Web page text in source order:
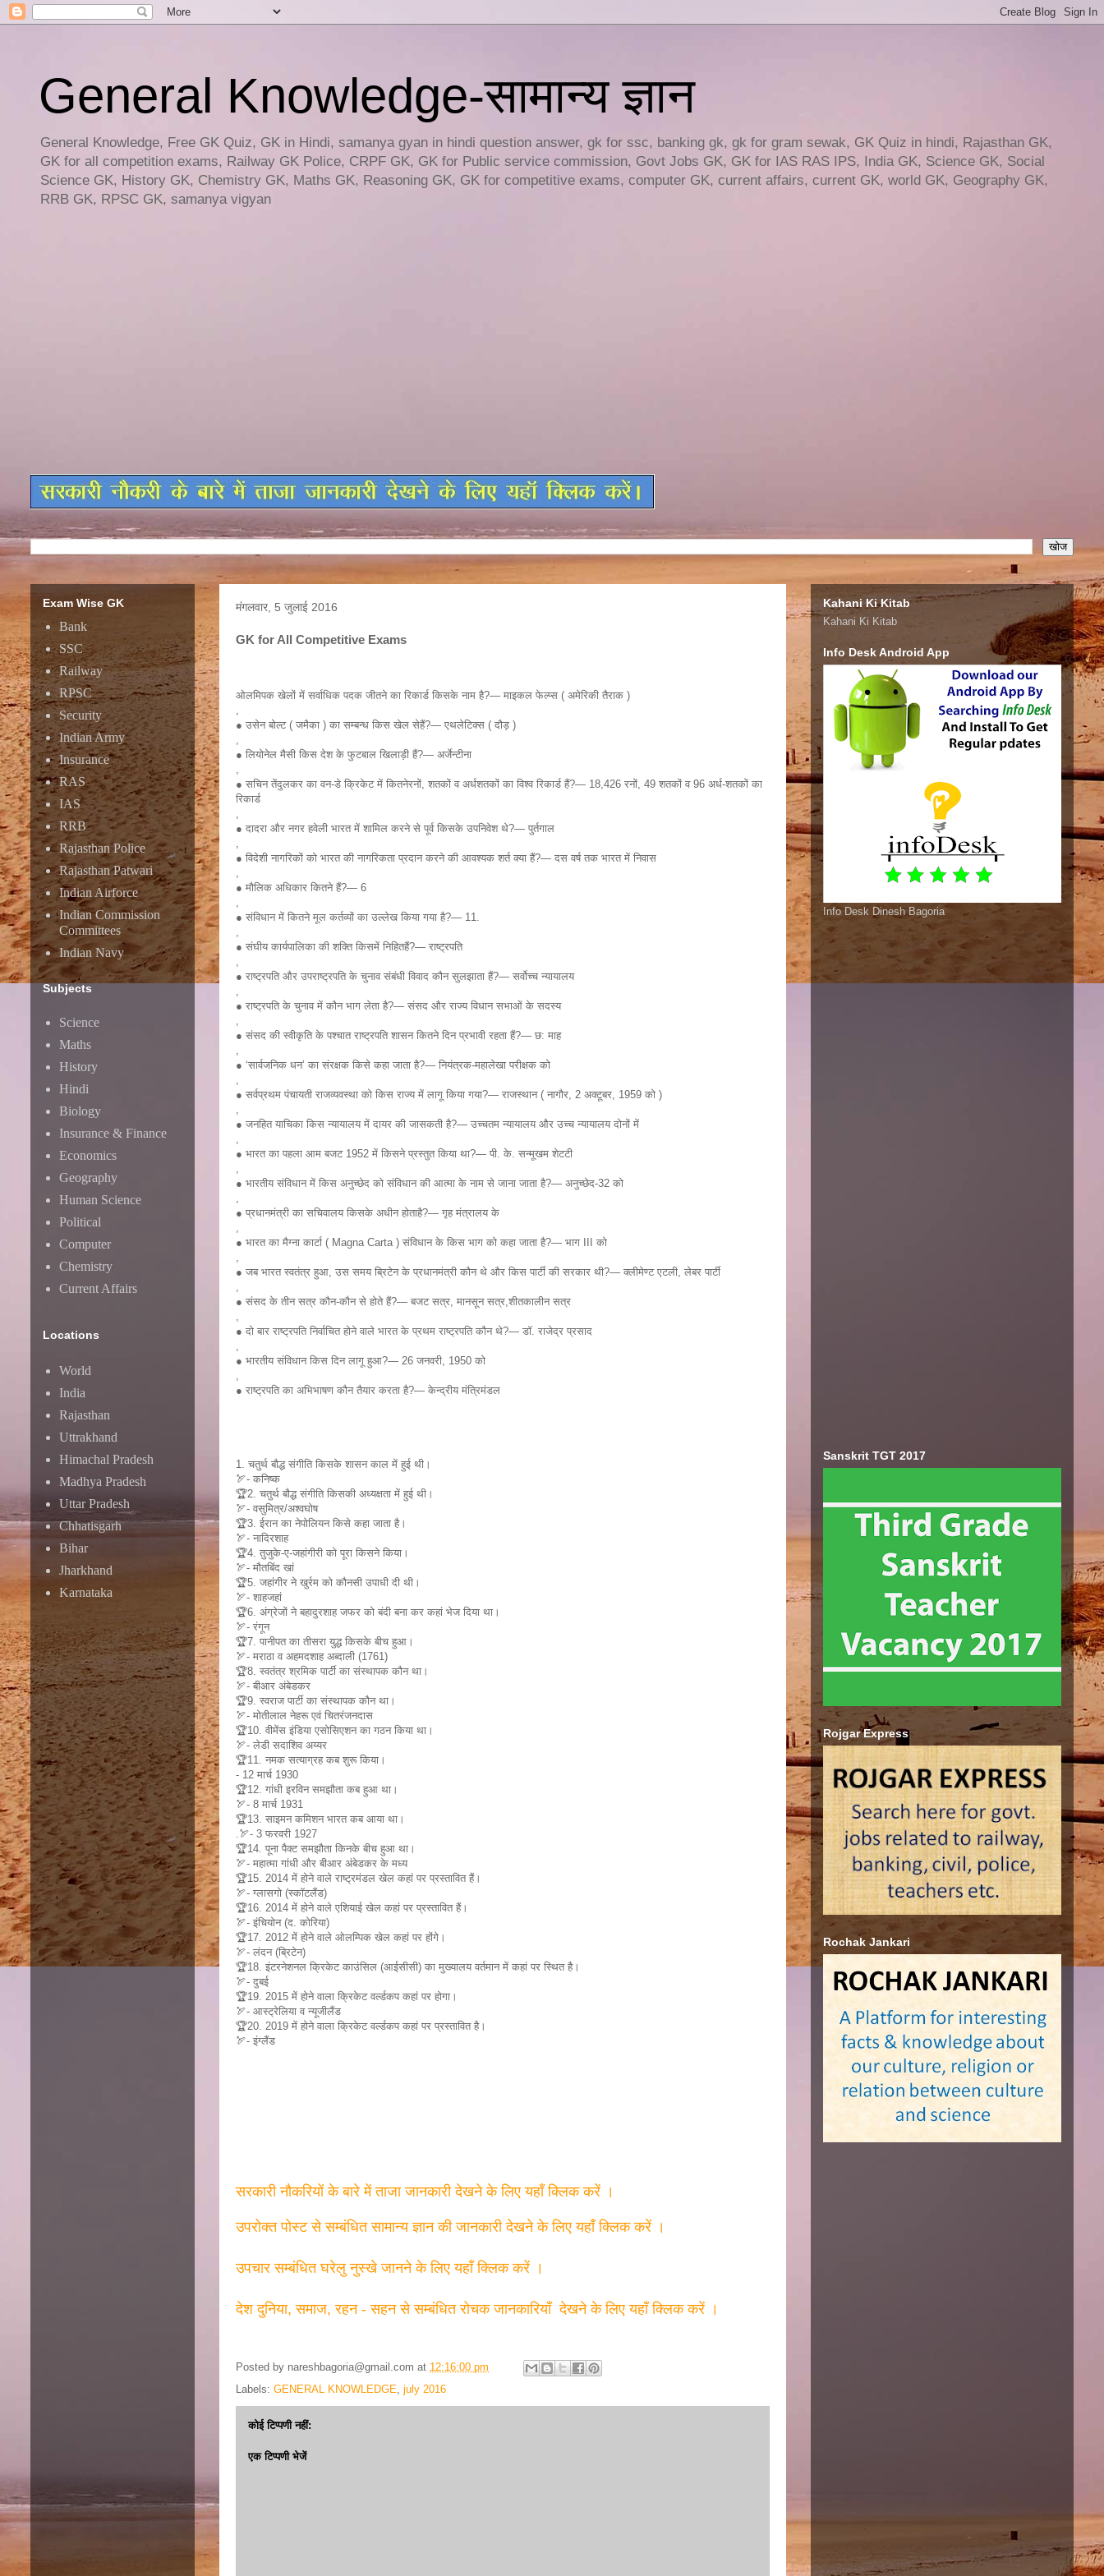
General Knowledge-सामान्य ज्ञान
General Knowledge, Free GK Quiz, GK in Hindi, samanya gyan in hindi question answer, gk for ssc, banking gk, gk for gram sewak, GK Quiz in hindi, Rajasthan GK,
GK for all competition exams, Railway GK Police, CRPF GK, GK for Public service commission, Govt Jobs GK, GK for IAS RAS IPS, India GK, Science GK, Social
Science GK, History GK, Chemistry GK, Maths GK, Reasoning GK, GK for competitive exams, computer GK, current affairs, current GK, world GK, Geography GK,
RRB GK, RPSC GK, samanya vigyan
मंगलवार, 5 जुलाई 2016
GK for All Competitive Exams
ओलमिपक खेलों में सर्वाधिक पदक जीतने का रिकार्ड किसके नाम है?— माइकल फेल्प्स ( अमेरिकी तैराक )
,
● उसेन बोल्ट ( जमैका ) का सम्बन्ध किस खेल सेहैं?— एथलेटिक्स ( दौड़ )
,
● लियोनेल मैसी किस देश के फुटबाल खिलाड़ी हैं?— अर्जेन्टीना
,
● सचिन तेंदुलकर का वन-डे क्रिकेट में कितनेरनों, शतकों व अर्धशतकों का विश्व रिकार्ड हैं?— 18,426 रनों, 49 शतकों व 96 अर्ध-शतकों का
रिकार्ड
,
● दादरा और नगर हवेली भारत में शामिल करने से पूर्व किसके उपनिवेश थे?— पुर्तगाल
,
● विदेशी नागरिकों को भारत की नागरिकता प्रदान करने की आवश्यक शर्त क्या हैं?— दस वर्ष तक भारत में निवास
,
● मौलिक अधिकार कितने हैं?— 6
,
● संविधान में कितने मूल कर्तव्यों का उल्लेख किया गया है?— 11.
,
● संघीय कार्यपालिका की शक्ति किसमें निहितहैं?— राष्ट्रपति
,
● राष्ट्रपति और उपराष्ट्रपति के चुनाव संबंधी विवाद कौन सुलझाता हैं?— सर्वोच्च न्यायालय
,
● राष्ट्रपति के चुनाव में कौन भाग लेता है?— संसद और राज्य विधान सभाओं के सदस्य
,
● संसद की स्वीकृति के पश्चात राष्ट्रपति शासन कितने दिन प्रभावी रहता हैं?— छ: माह
,
● ‘सार्वजनिक धन’ का संरक्षक किसे कहा जाता है?— नियंत्रक-महालेखा परीक्षक को
,
● सर्वप्रथम पंचायती राजव्यवस्था को किस राज्य में लागू किया गया?— राजस्थान ( नागौर, 2 अक्टूबर, 1959 को )
,
● जनहित याचिका किस न्यायालय में दायर की जासकती है?— उच्चतम न्यायालय और उच्च न्यायालय दोनों में
,
● भारत का पहला आम बजट 1952 में किसने प्रस्तुत किया था?— पी. के. सन्मूखम शेटटी
,
● भारतीय संविधान में किस अनुच्छेद को संविधान की आत्मा के नाम से जाना जाता है?— अनुच्छेद-32 को
,
● प्रधानमंत्री का सचिवालय किसके अधीन होताहै?— गृह मंत्रालय के
,
● भारत का मैग्ना कार्टा ( Magna Carta ) संविधान के किस भाग को कहा जाता है?— भाग III को
,
● जब भारत स्वतंत्र हुआ, उस समय ब्रिटेन के प्रधानमंत्री कौन थे और किस पार्टी की सरकार थी?— क्लीमेण्ट एटली, लेबर पार्टी
,
● संसद के तीन सत्र कौन-कौन से होते हैं?— बजट सत्र, मानसून सत्र,शीतकालीन सत्र
,
● दो बार राष्ट्रपति निर्वाचित होने वाले भारत के प्रथम राष्ट्रपति कौन थे?— डॉ. राजेद्र प्रसाद
,
● भारतीय संविधान किस दिन लागू हुआ?— 26 जनवरी, 1950 को
,
● राष्ट्रपति का अभिभाषण कौन तैयार करता है?— केन्द्रीय मंत्रिमंडल
1. चतुर्थ बौद्ध संगीति किसके शासन काल में हुई थी।
🏹- कनिष्क
🏆2. चतुर्थ बौद्ध संगीति किसकी अध्यक्षता में हुई थी।
🏹- वसुमित्र/अश्वघोष
🏆3. ईरान का नेपोलियन किसे कहा जाता है।
🏹- नादिरशाह
🏆4. तुजुके-ए-जहांगीरी को पूरा किसने किया।
🏹- मौतबिंद खां
🏆5. जहांगीर ने खुर्रम को कौनसी उपाधी दी थी।
🏹- शाहजहां
🏆6. अंग्रेजों ने बहादुरशाह जफर को बंदी बना कर कहां भेज दिया था।
🏹- रंगून
🏆7. पानीपत का तीसरा युद्ध किसके बीच हुआ।
🏹- मराठा व अहमदशाह अब्दाली (1761)
🏆8. स्वतंत्र श्रमिक पार्टी का संस्थापक कौन था।
🏹- बीआर अंबेडकर
🏆9. स्वराज पार्टी का संस्थापक कौन था।
🏹- मोतीलाल नेहरू एवं चितरंजनदास
🏆10. वीमेंस इंडिया एसोसिएशन का गठन किया था।
🏹- लेडी सदाशिव अय्यर
🏆11. नमक सत्याग्रह कब शुरू किया।
- 12 मार्च 1930
🏆12. गांधी इरविन समझौता कब हुआ था।
🏹- 8 मार्च 1931
🏆13. साइमन कमिशन भारत कब आया था।
.🏹- 3 फरवरी 1927
🏆14. पूना पैक्ट समझौता किनके बीच हुआ था।
🏹- महात्मा गांधी और बीआर अंबेडकर के मध्य
🏆15. 2014 में होने वाले राष्ट्रमंडल खेल कहां पर प्रस्तावित हैं।
🏹- ग्लासगो (स्कॉटलैंड)
🏆16. 2014 में होने वाले एशियाई खेल कहां पर प्रस्तावित हैं।
🏹- इंचियोन (द. कोरिया)
🏆17. 2012 में होने वाले ओलम्पिक खेल कहां पर होंगे।
🏹- लंदन (ब्रिटेन)
🏆18. इंटरनेशनल क्रिकेट काउंसिल (आईसीसी) का मुख्यालय वर्तमान में कहां पर स्थित है।
🏹- दुबई
🏆19. 2015 में होने वाला क्रिकेट वर्ल्डकप कहां पर होगा।
🏹- आस्ट्रेलिया व न्यूजीलैंड
🏆20. 2019 में होने वाला क्रिकेट वर्ल्डकप कहां पर प्रस्तावित है।
🏹- इंग्लैंड
सरकारी नौकरियों के बारे में ताजा जानकारी देखने के लिए यहाँ क्लिक करें ।
उपरोक्त पोस्ट से सम्बंधित सामान्य ज्ञान की जानकारी देखने के लिए यहाँ क्लिक करें ।
उपचार सम्बंधित घरेलु नुस्खे जानने के लिए यहाँ क्लिक करें ।
देश दुनिया, समाज, रहन - सहन से सम्बंधित रोचक जानकारियाँ देखने के लिए यहाँ क्लिक करें ।
Posted by nareshbagoria@gmail.com at 12:16:00 pm
Labels: GENERAL KNOWLEDGE, july 2016
कोई टिप्पणी नहीं:
एक टिप्पणी भेजें
Exam Wise GK
Bank
SSC
Railway
RPSC
Security
Indian Army
Insurance
RAS
IAS
RRB
Rajasthan Police
Rajasthan Patwari
Indian Airforce
Indian Commission
Committees
Indian Navy
Subjects
Science
Maths
History
Hindi
Biology
Insurance & Finance
Economics
Geography
Human Science
Political
Computer
Chemistry
Current Affairs
Locations
World
India
Rajasthan
Uttrakhand
Himachal Pradesh
Madhya Pradesh
Uttar Pradesh
Chhatisgarh
Bihar
Jharkhand
Karnataka
Kahani Ki Kitab
Kahani Ki Kitab
Info Desk Android App
Info Desk Dinesh Bagoria
Sanskrit TGT 2017
Rojgar Express
Rochak Jankari